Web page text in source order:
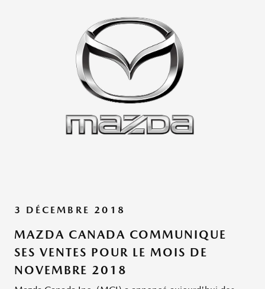
3 DÉCEMBRE 2018
MAZDA CANADA COMMUNIQUE
SES VENTES POUR LE MOIS DE
NOVEMBRE 2018